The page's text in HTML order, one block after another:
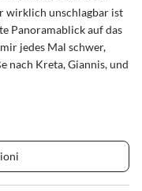
wirklich unschlagbar ist
Panoramablick auf das
jedes Mal schwer,
nach Kreta, Giannis, und